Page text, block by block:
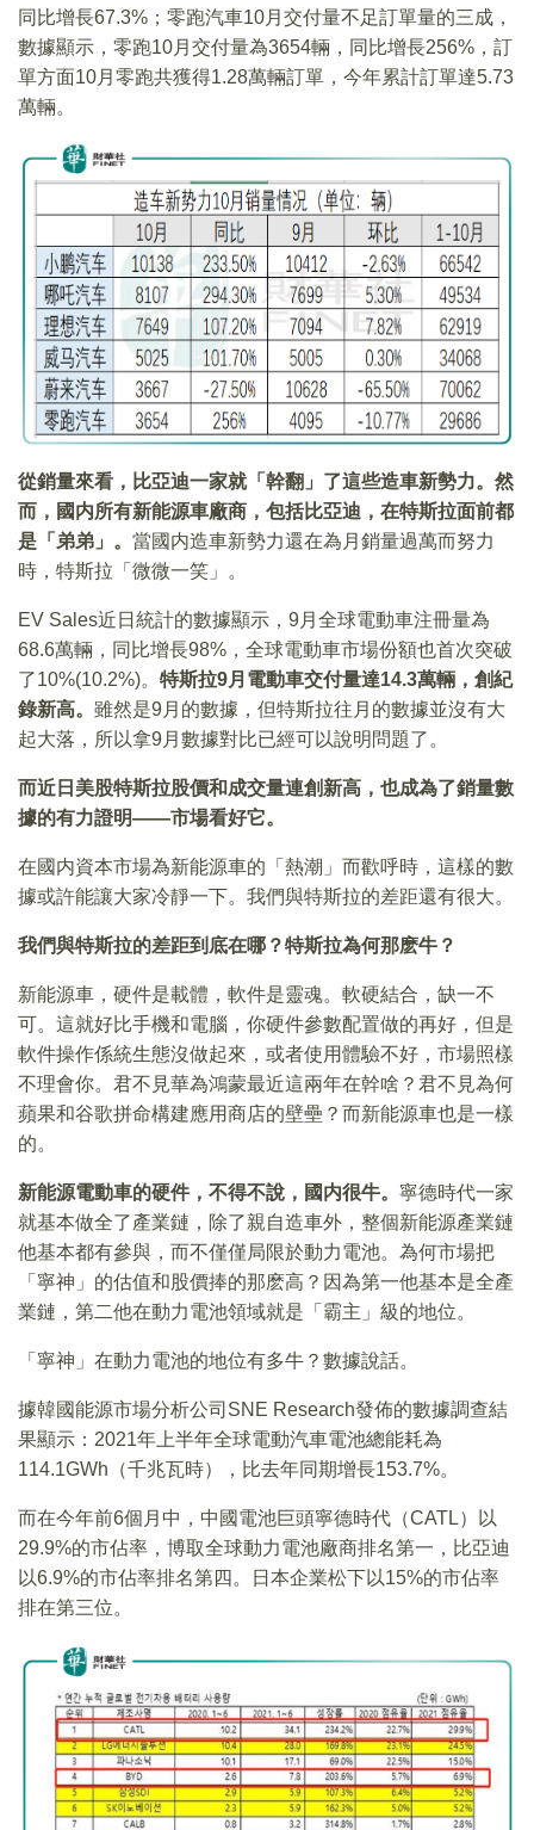
同比增長67.3%；零跑汽車10月交付量不足訂單量的三成，
數據顯示，零跑10月交付量為3654輛，同比增長256%，訂
單方面10月零跑共獲得1.28萬輛訂單，今年累計訂單達5.73
萬輛。
從銷量來看，比亞迪一家就「幹翻」了這些造車新勢力。然
而，國内所有新能源車廠商，包括比亞迪，在特斯拉面前都
是「弟弟」。 當國内造車新勢力還在為月銷量過萬而努力
時，特斯拉「微微一笑」。
EV Sales近日統計的數據顯示，9月全球電動車注冊量為
68.6萬輛，同比增長98%，全球電動車市場份額也首次突破
了10%(10.2%)。 特斯拉9月電動車交付量達14.3萬輛，創紀
錄新高。 雖然是9月的數據，但特斯拉往月的數據並沒有大
起大落，所以拿9月數據對比已經可以說明問題了。
而近日美股特斯拉股價和成交量連創新高，也成為了銷量數
據的有力證明——市場看好它。
在國内資本市場為新能源車的「熱潮」而歡呼時，這樣的數
據或許能讓大家冷靜一下。我們與特斯拉的差距還有很大。
我們與特斯拉的差距到底在哪？特斯拉為何那麽牛？
新能源車，硬件是載體，軟件是靈魂。軟硬結合，缺一不
可。這就好比手機和電腦，你硬件參數配置做的再好，但是
軟件操作係統生態沒做起來，或者使用體驗不好，市場照樣
不理會你。君不見華為鴻蒙最近這兩年在幹啥？君不見為何
蘋果和谷歌拼命構建應用商店的壁壘？而新能源車也是一樣
的。
新能源電動車的硬件，不得不說，國内很牛。 寧德時代一家
就基本做全了產業鏈，除了親自造車外，整個新能源產業鏈
他基本都有參與，而不僅僅局限於動力電池。為何市場把
「寧神」的估值和股價捧的那麽高？因為第一他基本是全產
業鏈，第二他在動力電池領域就是「霸主」級的地位。
「寧神」在動力電池的地位有多牛？數據說話。
據韓國能源市場分析公司SNE Research發佈的數據調查結
果顯示：2021年上半年全球電動汽車電池總能耗為
114.1GWh（千兆瓦時），比去年同期增長153.7%。
而在今年前6個月中，中國電池巨頭寧德時代（CATL）以
29.9%的市佔率，博取全球動力電池廠商排名第一，比亞迪
以6.9%的市佔率排名第四。日本企業松下以15%的市佔率
排在第三位。